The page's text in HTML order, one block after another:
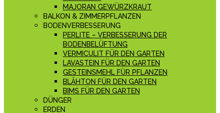
MAJORAN GEWÜRZKRAUT
BALKON & ZIMMERPFLANZEN
BODENVERBESSERUNG
PERLITE – VERBESSERUNG DER
BODENBELÜFTUNG
VERMICULIT FÜR DEN GARTEN
LAVASTEIN FÜR DEN GARTEN
GESTEINSMEHL FÜR PFLANZEN
BLÄHTON FÜR DEN GARTEN
BIMS FÜR DEN GARTEN
DÜNGER
ERDEN